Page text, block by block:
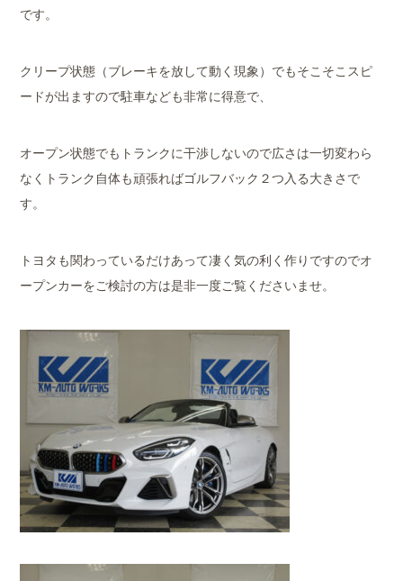
です。
クリープ状態（ブレーキを放して動く現象）でもそこそこスピ
ードが出ますので駐車なども非常に得意で、
オープン状態でもトランクに干渉しないので広さは一切変わら
なくトランク自体も頑張ればゴルフバック２つ入る大きさで
す。
トヨタも関わっているだけあって凄く気の利く作りですのでオ
ープンカーをご検討の方は是非一度ご覧くださいませ。